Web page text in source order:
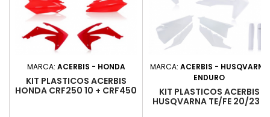
MARCA: ACERBIS - HONDA
KIT PLASTICOS ACERBIS
HONDA CRF250 10 + CRF450
MARCA: ACERBIS - HUSQVARNA
ENDURO
KIT PLASTICOS ACERBIS
HUSQVARNA TE/FE 20/23 -